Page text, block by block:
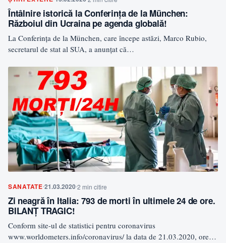
Întâlnire istorică la Conferința de la München:
Războiul din Ucraina pe agenda globală!
La Conferința de la München, care începe astăzi, Marco Rubio,
secretarul de stat al SUA, a anunțat că…
SANATATE 21.03.20202 min citire
Zi neagră în Italia: 793 de morti în ultimele 24 de ore.
BILANȚ TRAGIC!
Conform site-ul de statistici pentru coronavirus
www.worldometers.info/coronavirus/ la data de 21.03.2020, orele